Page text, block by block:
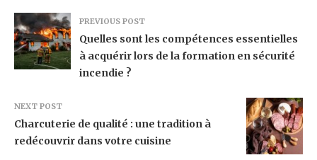
PREVIOUS POST
Quelles sont les compétences essentielles
à acquérir lors de la formation en sécurité
incendie ?
NEXT POST
Charcuterie de qualité : une tradition à
redécouvrir dans votre cuisine